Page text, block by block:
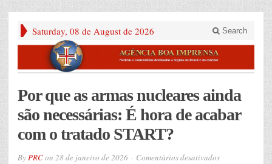
Saturday, 08 de August de 2026 Search
Por que as armas nucleares ainda
são necessárias: É hora de acabar
com o tratado START?
ByPRCon 28 de janeiro de 2026 Comentários desativadosem